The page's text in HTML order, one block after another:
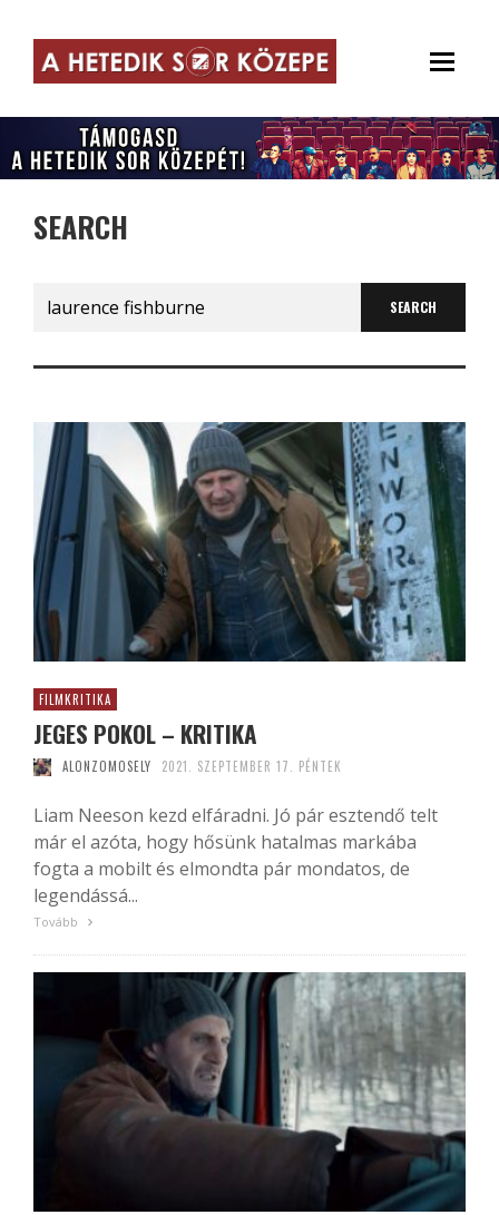
SEARCH
Search
for:
FILMKRITIKA
JEGES POKOL – KRITIKA
ALONZOMOSELY 2021. SZEPTEMBER 17. PÉNTEK
Liam Neeson kezd elfáradni. Jó pár esztendő telt
már el azóta, hogy hősünk hatalmas markába
fogta a mobilt és elmondta pár mondatos, de
legendássá...
Tovább